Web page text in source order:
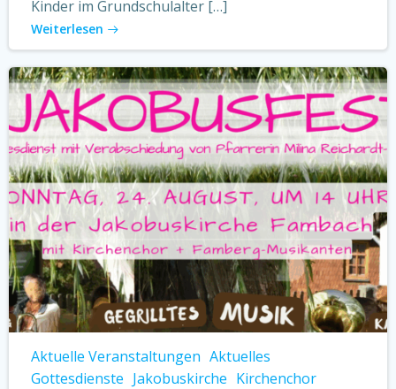
Kinder im Grundschulalter […]
Weiterlesen
Aktuelle Veranstaltungen Aktuelles
Gottesdienste Jakobuskirche Kirchenchor